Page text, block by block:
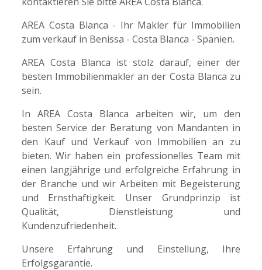
AREA Costa Blanca - Ihr Makler für Immobilien
zum verkauf in Benissa - Costa Blanca - Spanien.
AREA Costa Blanca ist stolz darauf, einer der
besten Immobilienmakler an der Costa Blanca zu
sein.
In AREA Costa Blanca arbeiten wir, um den
besten Service der Beratung von Mandanten in
den Kauf und Verkauf von Immobilien an zu
bieten. Wir haben ein professionelles Team mit
einen langjährige und erfolgreiche Erfahrung in
der Branche und wir Arbeiten mit Begeisterung
und Ernsthaftigkeit. Unser Grundprinzip ist
Qualität, Dienstleistung und
Kundenzufriedenheit.
Unsere Erfahrung und Einstellung, Ihre
Erfolgsgarantie.